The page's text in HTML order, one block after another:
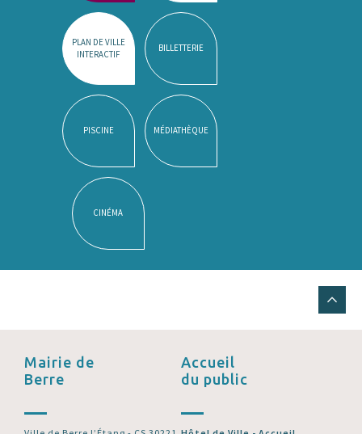
PLAN DE VILLE
INTERACTIF
BILLETTERIE
PISCINE MÉDIATHÈQUE
CINÉMA
Mairie de
Berre
Accueil
du public